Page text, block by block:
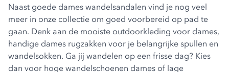
Naast goede dames wandelsandalen vind je nog veel
meer in onze collectie om goed voorbereid op pad te
gaan. Denk aan de mooiste outdoorkleding voor dames,
handige dames rugzakken voor je belangrijke spullen en
wandelsokken. Ga jij wandelen op een frisse dag? Kies
dan voor hoge wandelschoenen dames of lage